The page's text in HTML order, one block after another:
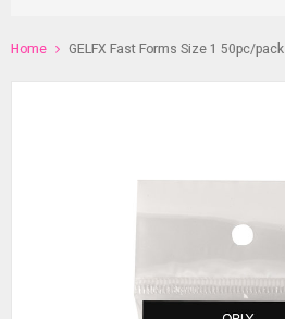
Home GELFX Fast Forms Size 1 50pc/pack